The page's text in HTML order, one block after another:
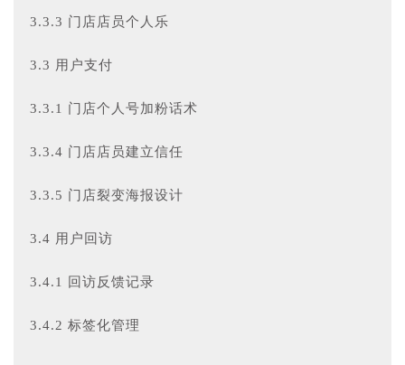
3.3.3 门店店员个人 乐
3.3 用户支付
3.3.1 门店个人 号加粉话术
3.3.4 门店店员建立信任
3.3.5 门店裂变海报设计
3.4 用户回访
3.4.1 回访反馈记录
3.4.2 标签化管理